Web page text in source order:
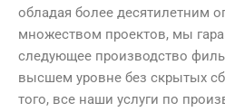
обладая более десятилетним
множеством проектов, мы
следующее производство
высшем уровне без скрытых
того, все наши услуги по